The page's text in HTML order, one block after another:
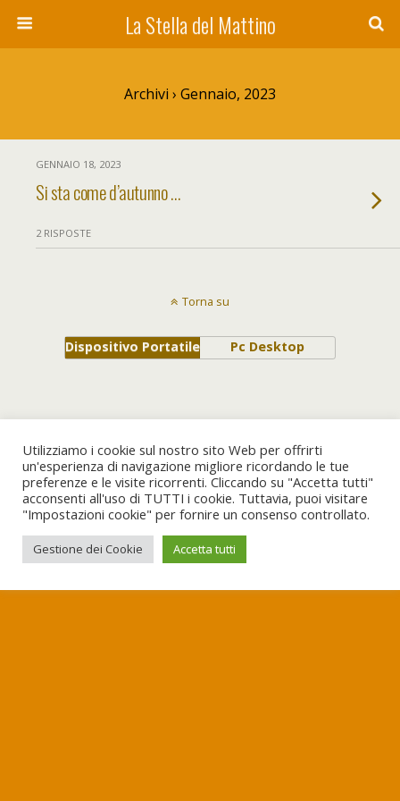
La Stella del Mattino
Archivi › Gennaio, 2023
GENNAIO 18, 2023
Si sta come d’autunno …
2 RISPOSTE
Torna su
Dispositivo Portatile Pc Desktop
Utilizziamo i cookie sul nostro sito Web per offrirti
un'esperienza di navigazione migliore ricordando le tue
preferenze e le visite ricorrenti. Cliccando su "Accetta tutti"
acconsenti all'uso di TUTTI i cookie. Tuttavia, puoi visitare
"Impostazioni cookie" per fornire un consenso controllato.
Gestione dei Cookie Accetta tutti